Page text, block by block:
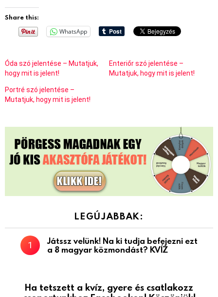
Share this:
WhatsApp
Óda szó jelentése – Mutatjuk,
hogy mit is jelent!
Enteriőr szó jelentése –
Mutatjuk, hogy mit is jelent!
Portré szó jelentése –
Mutatjuk, hogy mit is jelent!
LEGÚJABBAK:
Játssz velünk! Na ki tudja befejezni ezt
a 8 magyar közmondást? KVÍZ
Ha tetszett a kvíz, gyere és csatlakozz